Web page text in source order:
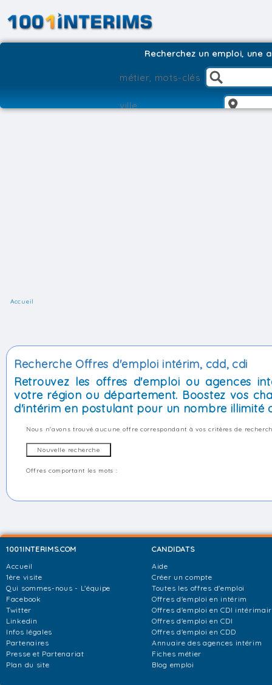
Recherchez un emploi, une
Accueil
Recherche Offres d'emploi intérim, cdd, cdi
Retrouvez les offres d'emploi ou agences
votre région ou département. Boostez vos
d'intérim en postulant pour un nombre illimité
Nous n'avons trouvé aucune offre correspondant à vos critères de
Offres comportant les mots :
1001INTERIMS.COM
Accueil
1ère visite
Qui sommes-nous - L'équipe
Facebook
Twitter
Linkedin
Infos légales
Partenaires
Presse et Partenariat
Plan du site
CANDIDATS
Aide
Créer un compte
Toutes les offres d'emploi
Offres d'emploi en intérim
Offres d'emploi en CDI
Offres d'emploi en CDI
Offres d'emploi en CDD
Annuaire des agences intérim
Fiches métier
Blog emploi